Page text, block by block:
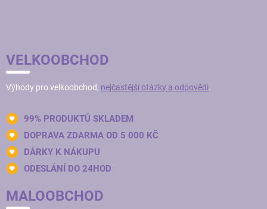
VELKOOBCHOD
Výhody pro velkoobchod, nejčastější otázky a odpovědi.
99% PRODUKTŮ SKLADEM
DOPRAVA ZDARMA OD 5 000 KČ
DÁRKY K NÁKUPU
ODESLÁNÍ DO 24HOD
MALOOBCHOD